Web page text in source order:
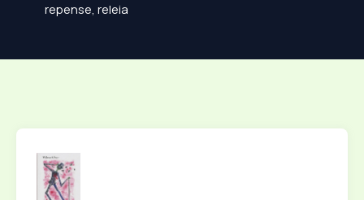
repense, releia